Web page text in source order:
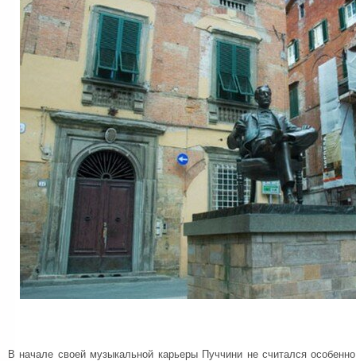
В начале своей музыкальной карьеры Пуччини не считался